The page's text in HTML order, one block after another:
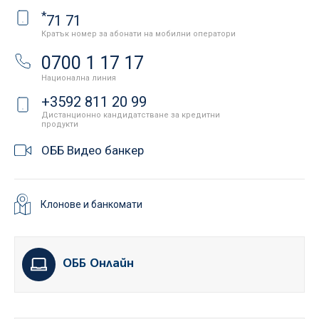
*71 71
Кратък номер за абонати на мобилни оператори
0700 1 17 17
Национална линия
+3592 811 20 99
Дистанционно кандидатстване за кредитни
продукти
ОББ Видео банкер
Клонове и банкомати
ОББ Онлайн